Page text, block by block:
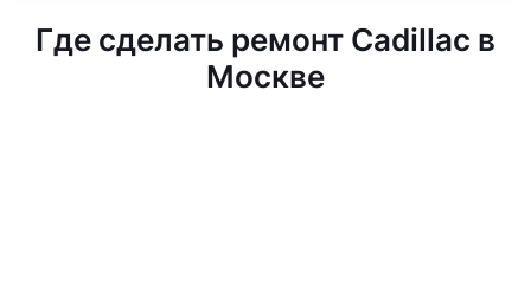
Где сделать ремонт Cadillac в
Москве